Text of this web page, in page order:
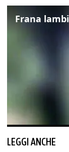
LEGGI ANCHE